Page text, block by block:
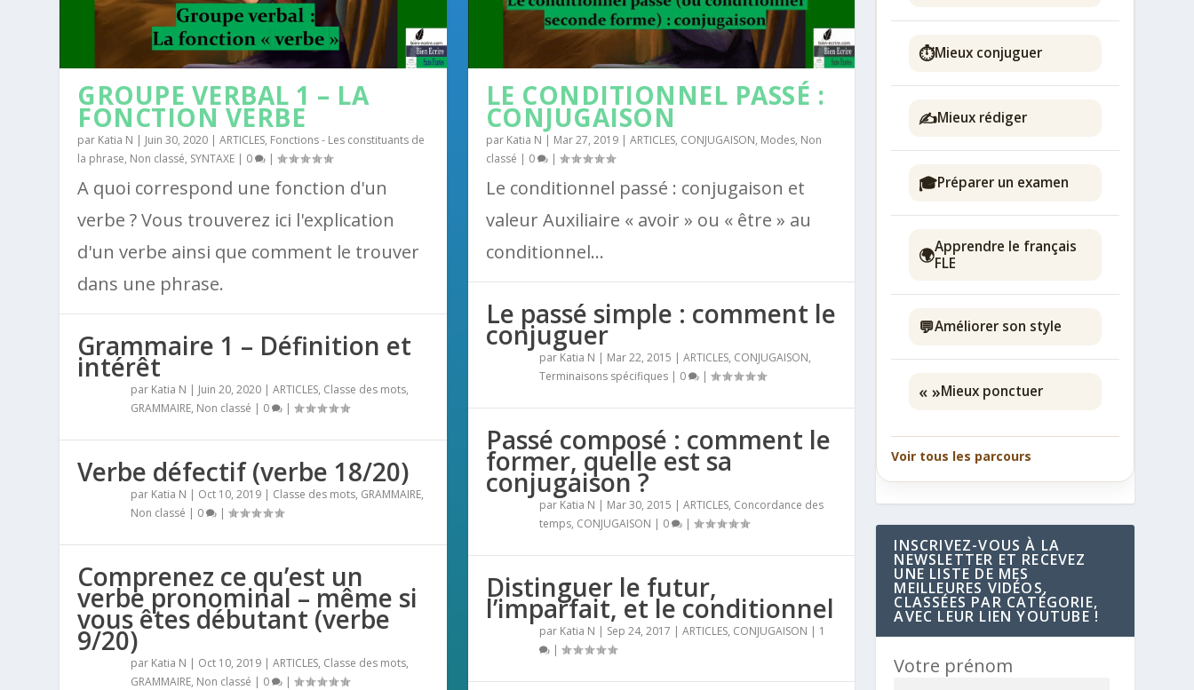
GROUPE VERBAL 1 – LA
FONCTION VERBE
par Katia N | Juin 30, 2020 |ARTICLES, Fonctions - Les constituants de
la phrase, Non classé, SYNTAXE | 0 |
A quoi correspond une fonction d'un
verbe ? Vous trouverez ici l'explication
d'un verbe ainsi que comment le trouver
dans une phrase.
Grammaire 1 – Définition et
intérêt
par Katia N | Juin 20, 2020 |ARTICLES, Classe des mots,
GRAMMAIRE, Non classé | 0 |
Verbe défectif (verbe 18/20)
par Katia N | Oct 10, 2019 | Classe des mots, GRAMMAIRE,
Non classé | 0 |
Comprenez ce qu’est un
verbe pronominal – même si
vous êtes débutant (verbe
9/20)
par Katia N | Oct 10, 2019 |ARTICLES, Classe des mots,
GRAMMAIRE, Non classé | 0 |
LE CONDITIONNEL PASSÉ :
CONJUGAISON
par Katia N | Mar 27, 2019| ARTICLES, CONJUGAISON, Modes, Non
classé | 0 |
Le conditionnel passé : conjugaison et
valeur Auxiliaire « avoir » ou « être » au
conditionnel...
Le passé simple : comment le
conjuguer
par Katia N | Mar 22, 2015 | ARTICLES, CONJUGAISON,
Terminaisons spécifiques| 0 |
Passé composé : comment le
former, quelle est sa
conjugaison ?
par Katia N | Mar 30, 2015 | ARTICLES, Concordance des
temps, CONJUGAISON | 0 |
Distinguer le futur,
l’imparfait, et le conditionnel
par Katia N | Sep 24, 2017 | ARTICLES, CONJUGAISON | 1
|
⏱️Mieux conjuguer
✍️Mieux rédiger
🎓Préparer un examen
🌍Apprendre le français
FLE
💬Améliorer son style
« »Mieux ponctuer
Voir tous les parcours
INSCRIVEZ-VOUS À LA
NEWSLETTER ET RECEVEZ
UNE LISTE DE MES
MEILLEURES VIDÉOS,
CLASSÉES PAR CATÉGORIE,
AVEC LEUR LIEN YOUTUBE !
Votre prénom